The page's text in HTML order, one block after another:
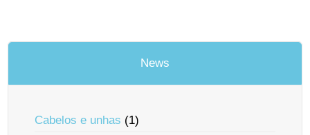
News
Cabelos e unhas (1)